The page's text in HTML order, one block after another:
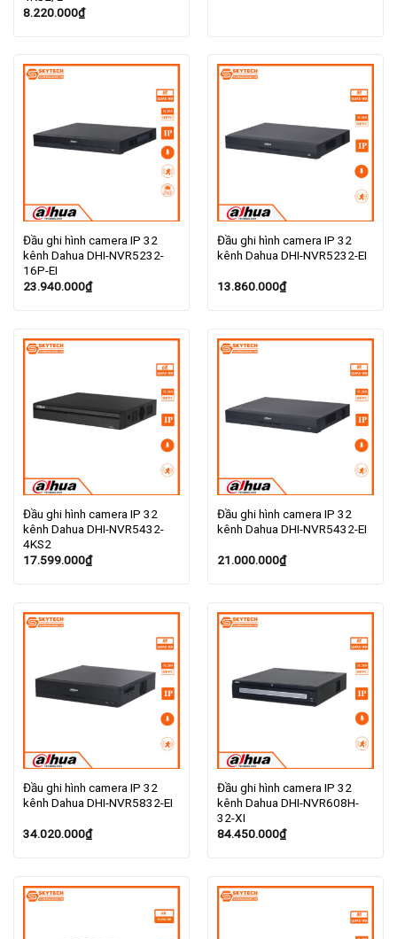
8.220.000₫
Đầu ghi hình camera IP 32
kênh Dahua DHI-NVR5232-
16P-EI
23.940.000₫
Đầu ghi hình camera IP 32
kênh Dahua DHI-NVR5232-EI
13.860.000₫
Đầu ghi hình camera IP 32
kênh Dahua DHI-NVR5432-
4KS2
17.599.000₫
Đầu ghi hình camera IP 32
kênh Dahua DHI-NVR5432-EI
21.000.000₫
Đầu ghi hình camera IP 32
kênh Dahua DHI-NVR5832-EI
34.020.000₫
Đầu ghi hình camera IP 32
kênh Dahua DHI-NVR608H-
32-XI
84.450.000₫